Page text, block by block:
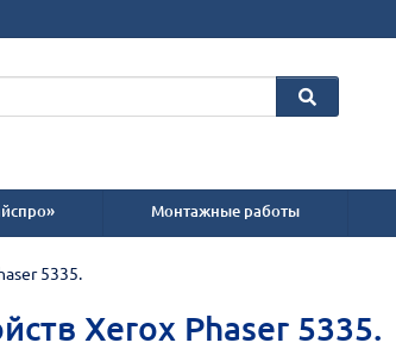
Монтажные работы
5335.
Xerox Phaser 5335.